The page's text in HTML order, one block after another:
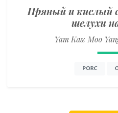
Пряный и кислый
шелухи
Yam Kaw Moo
PORC